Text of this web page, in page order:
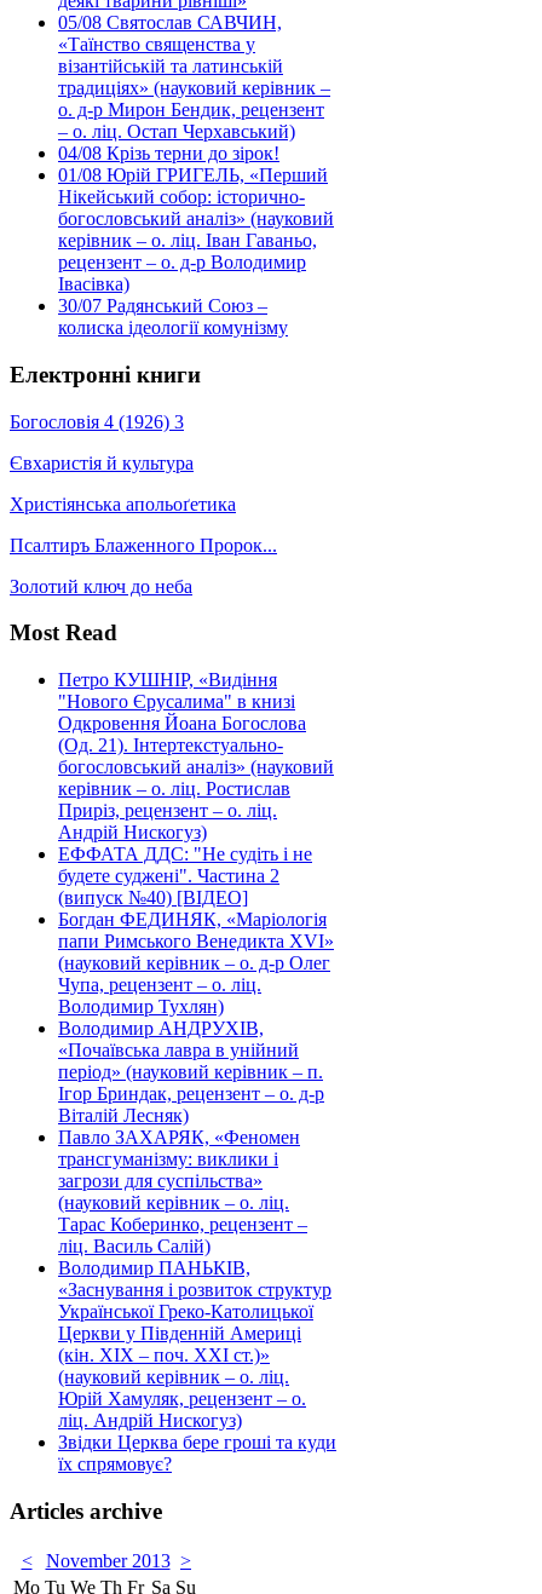
05/08 Святослав САВЧИН,
«Таїнство священства у
візантійській та латинській
традиціях» (науковий керівник –
о. д-р Мирон Бендик, рецензент
– о. ліц. Остап Черхавський)
04/08 Крізь терни до зірок!
01/08 Юрій ГРИГЕЛЬ, «Перший
Нікейський собор: історично-
богословський аналіз» (науковий
керівник – о. ліц. Іван Гаваньо,
рецензент – о. д-р Володимир
Івасівка)
30/07 Радянський Союз –
колиска ідеології комунізму
Електронні книги
Богословія 4 (1926) 3
Євхаристія й культура
Христіянська апольоґетика
Псалтиръ Блаженного Пророк...
Золотий ключ до неба
Most Read
Петро КУШНІР, «Видіння
"Нового Єрусалима" в книзі
Одкровення Йоана Богослова
(Од. 21). Інтертекстуально-
богословський аналіз» (науковий
керівник – о. ліц. Ростислав
Приріз, рецензент – о. ліц.
Андрій Нискогуз)
ЕФФАТА ДДС: "Не судіть і не
будете суджені". Частина 2
(випуск №40) [ВІДЕО]
Богдан ФЕДИНЯК, «Маріологія
папи Римського Венедикта XVI»
(науковий керівник – о. д-р Олег
Чупа, рецензент – о. ліц.
Володимир Тухлян)
Володимир АНДРУХІВ,
«Почаївська лавра в унійний
період» (науковий керівник – п.
Ігор Бриндак, рецензент – о. д-р
Віталій Лесняк)
Павло ЗАХАРЯК, «Феномен
трансгуманізму: виклики і
загрози для суспільства»
(науковий керівник – о. ліц.
Тарас Коберинко, рецензент –
ліц. Василь Салій)
Володимир ПАНЬКІВ,
«Заснування і розвиток структур
Української Греко-Католицької
Церкви у Південній Америці
(кін. ХІХ – поч. ХХІ ст.)»
(науковий керівник – о. ліц.
Юрій Хамуляк, рецензент – о.
ліц. Андрій Нискогуз)
Звідки Церква бере гроші та куди
їх спрямовує?
Articles archive
< November 2013 >
Mo Tu We Th Fr Sa Su